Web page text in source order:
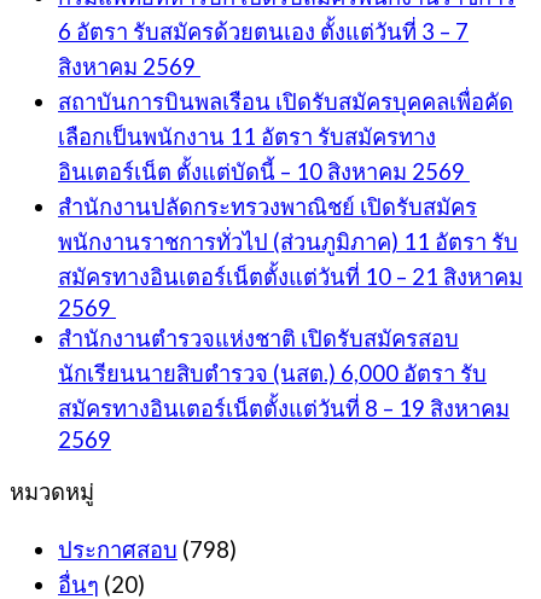
6 อัตรา รับสมัครด้วยตนเอง ตั้งแต่วันที่ 3 – 7
สิงหาคม 2569
สถาบันการบินพลเรือน เปิดรับสมัครบุคคลเพื่อคัด
เลือกเป็นพนักงาน 11 อัตรา รับสมัครทาง
อินเตอร์เน็ต ตั้งแต่บัดนี้ – 10 สิงหาคม 2569
สำนักงานปลัดกระทรวงพาณิชย์ เปิดรับสมัคร
พนักงานราชการทั่วไป (ส่วนภูมิภาค) 11 อัตรา รับ
สมัครทางอินเตอร์เน็ตตั้งแต่วันที่ 10 – 21 สิงหาคม
2569
สำนักงานตำรวจแห่งชาติ เปิดรับสมัครสอบ
นักเรียนนายสิบตำรวจ (นสต.) 6,000 อัตรา รับ
สมัครทางอินเตอร์เน็ตตั้งแต่วันที่ 8 – 19 สิงหาคม
2569
หมวดหมู่
ประกาศสอบ (798)
อื่นๆ (20)